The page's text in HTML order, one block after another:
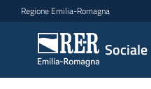
Vai al contenuto
Vai alla navigazione
Vai al footer
Regione Emilia-Romagna
Sociale
Sociale